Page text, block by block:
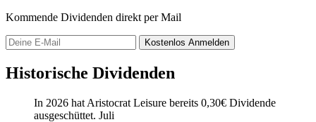
Kommende Dividenden direkt per Mail
Kostenlos Anmelden
Historische Dividenden
In 2026 hat Aristocrat Leisure bereits 0,30€ Dividende
ausgeschüttet. Juli